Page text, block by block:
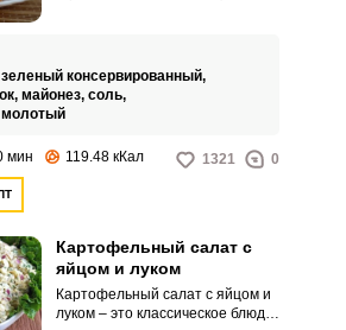
легкостью украсит ваш
праздничный стол. Помимо
полезных свойств, салат также
консервированный,
майонез, соль,
молотый
мин 119.48 кКал 1321 0
Картофельный салат с
яйцом и луком
Картофельный салат с яйцом и
луком – это классическое блюдо,